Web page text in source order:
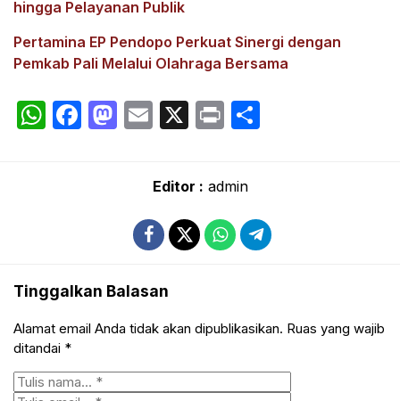
hingga Pelayanan Publik
Pertamina EP Pendopo Perkuat Sinergi dengan
Pemkab Pali Melalui Olahraga Bersama
WhatsApp
Facebook
Mastodon
Email
X Print
Editor : admin
Tinggalkan Balasan
Alamat email Anda tidak akan dipublikasikan. Ruas yang wajib
ditandai *